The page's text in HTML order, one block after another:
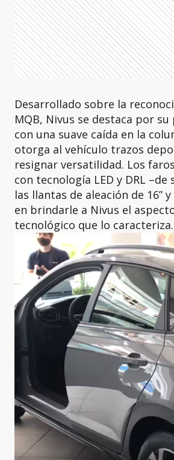
Desarrollado sobre la
MQB, Nivus se destaca por
con una suave caída en la
otorga al vehículo trazos
resignar versatilidad. Los
con tecnología LED y DRL
las llantas de aleación de 16”
en brindarle a Nivus el
tecnológico que lo caracteriza.